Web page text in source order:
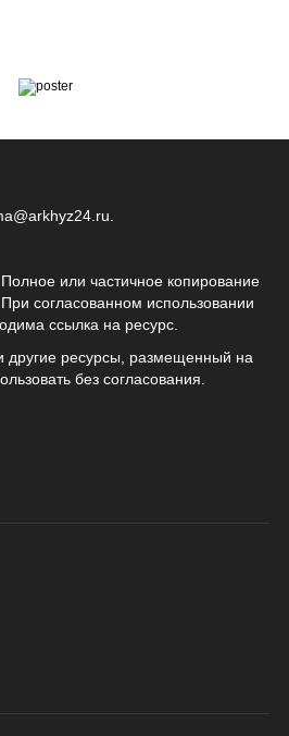
или частичное копирование
согласованном использовании
ссылка на ресурс.
другие ресурсы, размещенный на
без согласования.